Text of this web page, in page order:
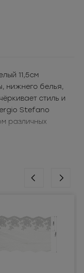
11,5см
нижнего белья,
стиль и
Stefano
различных